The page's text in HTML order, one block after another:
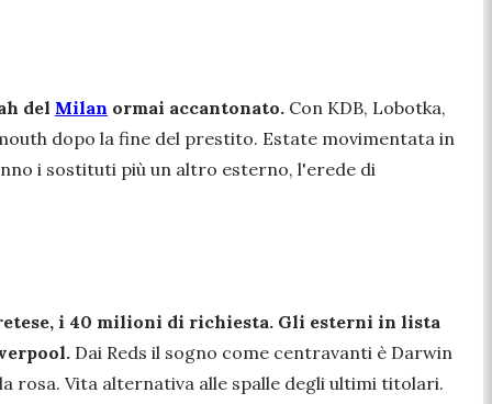
del Milan ormai accantonato. Con KDB, Lobotka,
dopo la fine del prestito. Estate movimentata in
i sostituti più un altro esterno, l'erede di
i 40 milioni di richiesta. Gli esterni in lista
Dai Reds il sogno come centravanti è Darwin
rosa. Vita alternativa alle spalle degli ultimi titolari.